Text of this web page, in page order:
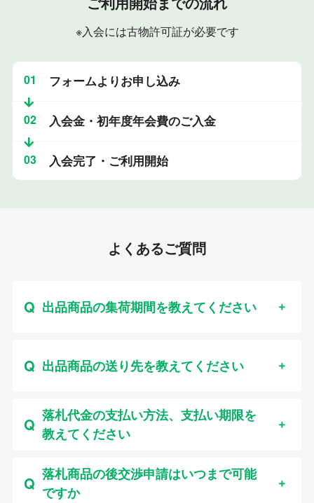
※入会には古物許可証が必要です
01 フォームよりお申し込み
02 入会金・初年度年会費のご入金
03 入会完了・ご利用開始
よくあるご質問
出品商品の集荷期間を教えてください
出品商品の送り先を教えてください
落札代金の支払い方法、支払い期限を
教えてください
落札商品の後交渉申請はいつまで可能
ですか